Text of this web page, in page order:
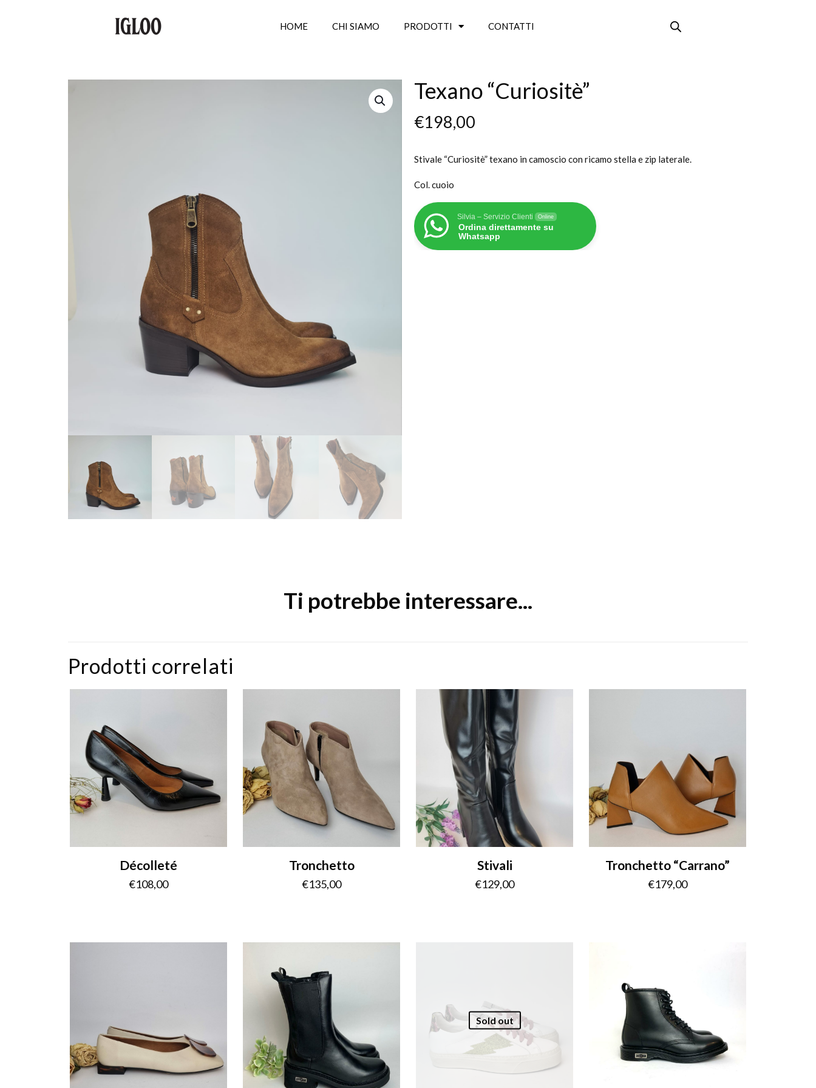
HOME CHI SIAMO PRODOTTI CONTATTI
Texano “Curiositè”
€198,00
Stivale “Curiositè” texano in camoscio con ricamo stella e zip laterale.
Col. cuoio
Silvia – Servizio Clienti Online
Ordina direttamente su
Whatsapp
Ti potrebbe interessare...
Prodotti correlati
Décolleté
€108,00
Tronchetto
€135,00
Stivali
€129,00
Tronchetto “Carrano”
€179,00
Sold out